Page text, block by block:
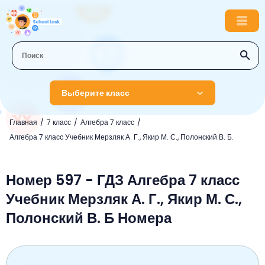
Выберите класс
Главная 7 класс
Алгебра 7 класс
Алгебра 7 класс Учебник Мерзляк А. Г., Якир М. С., Полонский В. Б.
1 класс
Русский язык
Литературное чтение
Окружающий мир
Математика
Математика
Английский язык
Информатика
Литературное чтение
3 класс
Музыка
Окружающий мир
4 класс
Английский язык
Номер 597 - ГДЗ Алгебра 7 класс
Учебник Мерзляк А. Г., Якир М. С.,
Полонский В. Б Номера